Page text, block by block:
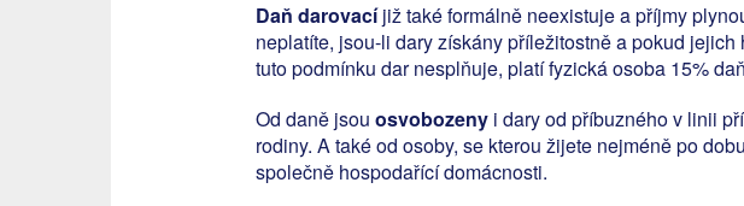
Daň darovacíjiž také formálně neexistuje a příjmy
neplatíte, jsou-li dary získány příležitostně a pokud
tuto podmínku dar nesplňuje, platí fyzická osoba 15%
Od daně jsou osvobozeny i dary od příbuzného v linii
rodiny. A také od osoby, se kterou žijete nejméně po
společně hospodařící domácnosti.